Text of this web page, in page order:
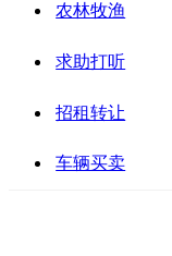
农林牧渔
求助打听
招租转让
车辆买卖